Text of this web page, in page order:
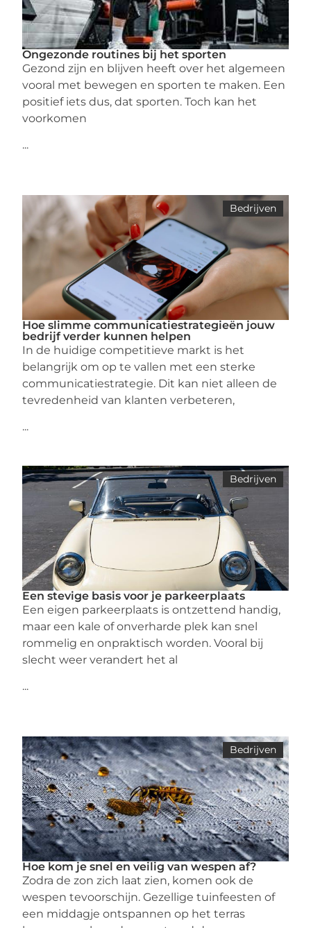
Ongezonde routines bij het sporten
Gezond zijn en blijven heeft over het algemeen
vooral met bewegen en sporten te maken. Een
positief iets dus, dat sporten. Toch kan het
voorkomen
...
Bedrijven
Hoe slimme communicatiestrategieën jouw
bedrijf verder kunnen helpen
In de huidige competitieve markt is het
belangrijk om op te vallen met een sterke
communicatiestrategie. Dit kan niet alleen de
tevredenheid van klanten verbeteren,
...
Bedrijven
Een stevige basis voor je parkeerplaats
Een eigen parkeerplaats is ontzettend handig,
maar een kale of onverharde plek kan snel
rommelig en onpraktisch worden. Vooral bij
slecht weer verandert het al
...
Bedrijven
Hoe kom je snel en veilig van wespen af?
Zodra de zon zich laat zien, komen ook de
wespen tevoorschijn. Gezellige tuinfeesten of
een middagje ontspannen op het terras